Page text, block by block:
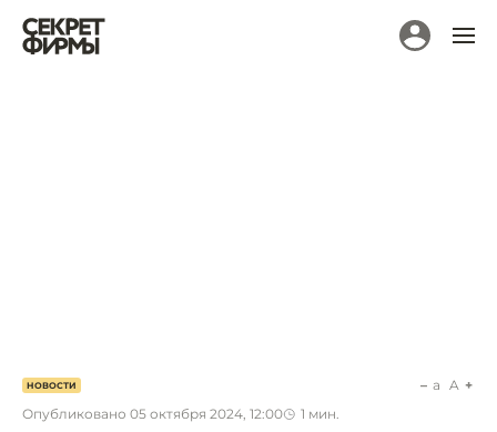
НОВОСТИ
Опубликовано 05 октября 2024, 12:00 1 мин.
a A